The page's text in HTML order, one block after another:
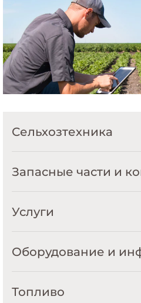
Сельхозтехника
Запасные части и
Услуги
Оборудование и
Топливо